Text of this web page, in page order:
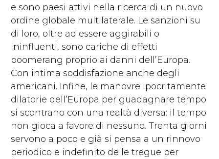
e sono paesi attivi nella ricerca di un nuovo
ordine globale multilaterale. Le sanzioni su
di loro, oltre ad essere aggirabili o
ininfluenti, sono cariche di effetti
boomerang proprio ai danni dell’Europa.
Con intima soddisfazione anche degli
americani. Infine, le manovre ipocritamente
dilatorie dell’Europa per guadagnare tempo
si scontrano con una realtà diversa: il tempo
non gioca a favore di nessuno. Trenta giorni
servono a poco e già si pensa a un rinnovo
periodico e indefinito delle tregue per